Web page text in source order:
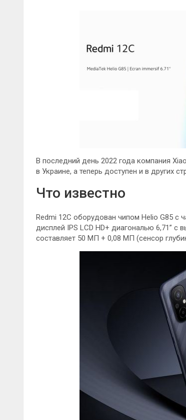
В последний день 2022 года компания
в Украине, а теперь доступен и в других
Что известно
Redmi 12C оборудован чипом Helio G85 с
дисплей IPS LCD HD+ диагональю 6,71”
составляет 50 МП + 0,08 МП (сенсор